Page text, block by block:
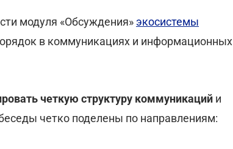
модуля «Обсуждения» экосистемы
в коммуникациях и информационных
четкую структуру коммуникаций и
четко поделены по направлениям: